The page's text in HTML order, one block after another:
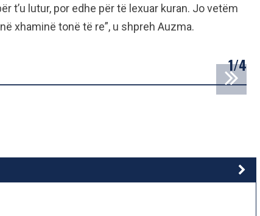
t’u lutur, por edhe për të lexuar kuran. Jo vetëm
xhaminë tonë të re”, u shpreh Auzma.
1/4